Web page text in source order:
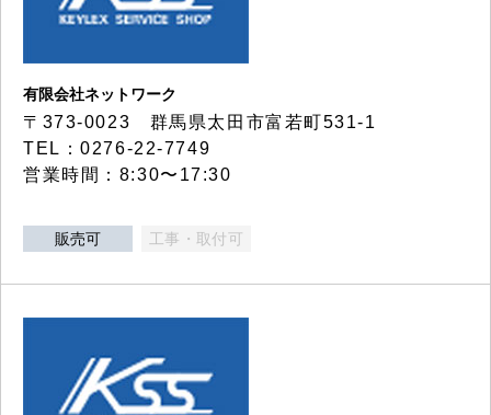
有限会社ネットワーク
〒373-0023 群馬県太田市富若町531-1
TEL：0276-22-7749
営業時間：8:30〜17:30
販売可 工事・取付可